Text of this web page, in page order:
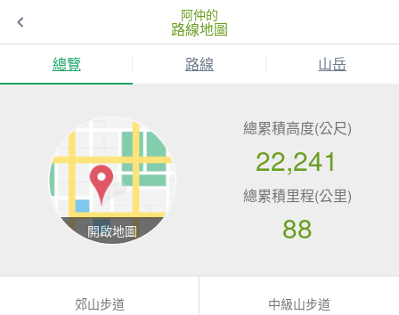
阿仲的
路線地圖
總覽
路線 山岳
總累積高度(公尺)
22,241
總累積里程(公里)
88
郊山步道 中級山步道